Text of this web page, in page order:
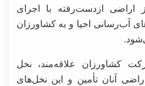
ازدست‌رفته با اجرای
آب‌رسانی احیا و به کشاورزان
کشاورزان علاقه‌مند، نخل
آنان تأمین و این نخل‌های